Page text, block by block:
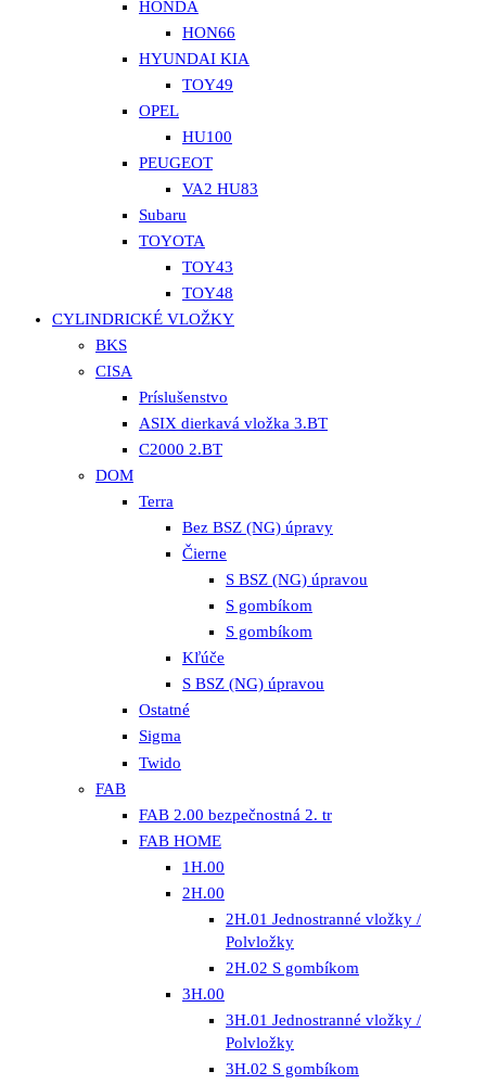
HONDA
HON66
HYUNDAI KIA
TOY49
OPEL
HU100
PEUGEOT
VA2 HU83
Subaru
TOYOTA
TOY43
TOY48
CYLINDRICKÉ VLOŽKY
BKS
CISA
Príslušenstvo
ASIX dierkavá vložka 3.BT
C2000 2.BT
DOM
Terra
Bez BSZ (NG) úpravy
Čierne
S BSZ (NG) úpravou
S gombíkom
S gombíkom
Kľúče
S BSZ (NG) úpravou
Ostatné
Sigma
Twido
FAB
FAB 2.00 bezpečnostná 2. tr
FAB HOME
1H.00
2H.00
2H.01 Jednostranné vložky /
Polvložky
2H.02 S gombíkom
3H.00
3H.01 Jednostranné vložky /
Polvložky
3H.02 S gombíkom